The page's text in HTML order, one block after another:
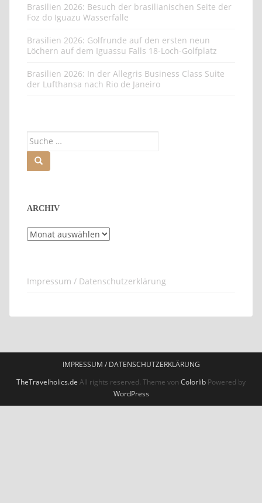
Brasilien 2026: Besuch der brasilianischen Seite der
Foz do Iguazu Wasserfälle
Brasilien 2026: Golfrunde auf den ersten neun
Löchern auf dem Iguassu Falls 18-Loch-Golfplatz
Brasilien 2026: In der Allegris Business Class Suite
der Lufthansa nach Rio de Janeiro
ARCHIV
Archiv
Impressum / Datenschutzerklärung
IMPRESSUM / DATENSCHUTZERKLÄRUNG
TheTravelholics.de All rights reserved. Theme von Colorlib Powered by
WordPress